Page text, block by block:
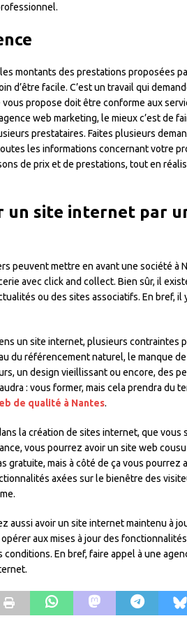
montants des prestations proposées
d’être facile. C’est un travail qui
propose doit être conforme aux
web marketing, le mieux c’est de
prestataires. Faites plusieurs
les informations concernant votre
de prix et de prestations, tout en
un site internet par
peuvent mettre en avant une société à
avec click and collect. Bien sûr, il
ou des sites associatifs. En bref, il
un site internet, plusieurs contraintes
du référencement naturel, le manque de
un design vieillissant ou encore, des
: vous former, mais cela prendra du
de qualité à Nantes.
la création de sites internet, que vous
vous pourrez avoir un site web cousu
gratuite, mais à côté de ça vous pourrez
axées sur le bienêtre des
avoir un site internet maintenu à
aux mises à jour des
En bref, faire appel à une